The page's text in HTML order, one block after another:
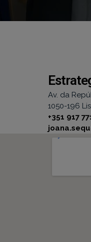
Av. da
1050-196
+351 917